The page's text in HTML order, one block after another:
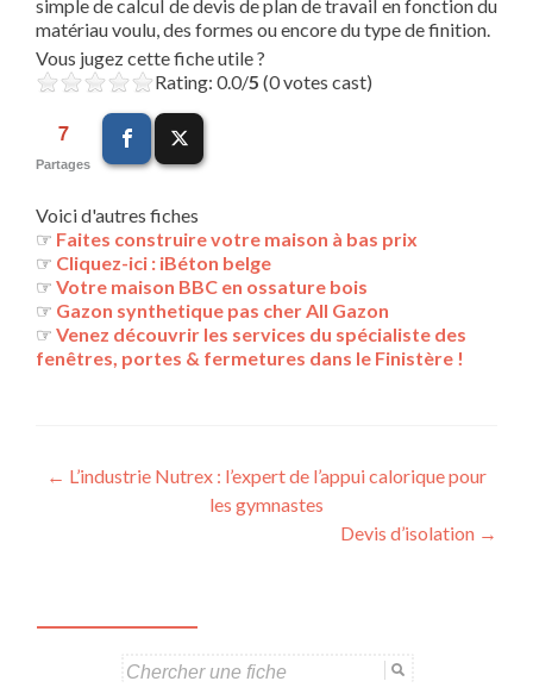
simple de calcul de devis de plan de travail en fonction du
matériau voulu, des formes ou encore du type de finition.
Vous jugez cette fiche utile ?
Rating: 0.0/5 (0 votes cast)
7
Partages
Voici d'autres fiches
☞ Faites construire votre maison à bas prix
☞ Cliquez-ici : iBéton belge
☞ Votre maison BBC en ossature bois
☞ Gazon synthetique pas cher All Gazon
☞ Venez découvrir les services du spécialiste des
fenêtres, portes & fermetures dans le Finistère !
Navigation
← L’industrie Nutrex : l’expert de l’appui calorique pour
les gymnastes
Devis d’isolation →